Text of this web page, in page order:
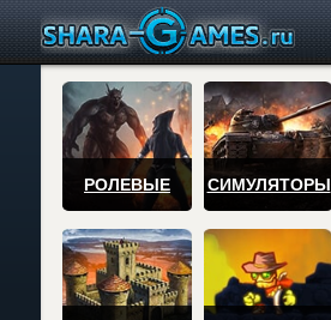
РОЛЕВЫЕ СИМУЛЯТОРЫ